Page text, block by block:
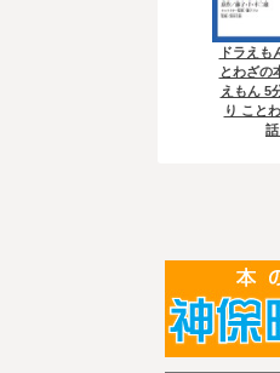
ドラえも
とわざの
えもん 5
り こと
話